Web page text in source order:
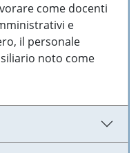
come docenti
e
il personale
noto come